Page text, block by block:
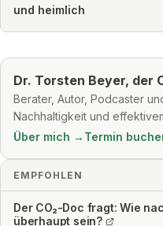
und heimlich
Dr. Torsten Beyer, der
Berater, Autor, Podcaster
Nachhaltigkeit und
Über mich → Termin
EMPFOHLEN
Der CO₂-Doc fragt: Wie
überhaupt sein?